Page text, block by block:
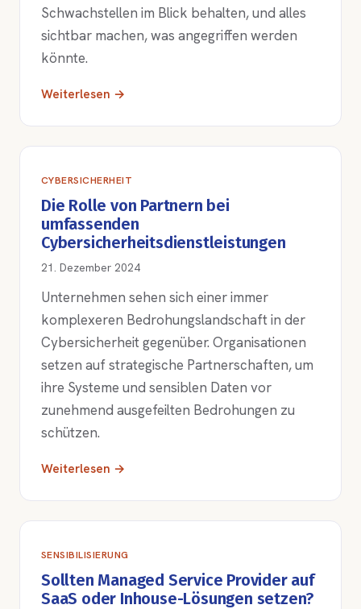
Schwachstellen im Blick behalten, und alles
sichtbar machen, was angegriffen werden
könnte.
Weiterlesen →
CYBERSICHERHEIT
Die Rolle von Partnern bei
umfassenden
Cybersicherheitsdienstleistungen
21. Dezember 2024
Unternehmen sehen sich einer immer
komplexeren Bedrohungslandschaft in der
Cybersicherheit gegenüber. Organisationen
setzen auf strategische Partnerschaften, um
ihre Systeme und sensiblen Daten vor
zunehmend ausgefeilten Bedrohungen zu
schützen.
Weiterlesen →
SENSIBILISIERUNG
Sollten Managed Service Provider auf
SaaS oder Inhouse-Lösungen setzen?